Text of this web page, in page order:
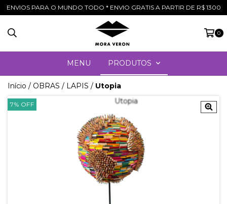
ENVIOS PARA O MUNDO TODO * ENVIO GRATIS A PARTIR DE R$ 1300
0
MENU PRODUTOS
Início / OBRAS / LAPIS / Utopia
7% OFF